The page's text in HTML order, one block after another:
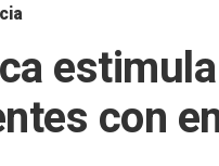
con